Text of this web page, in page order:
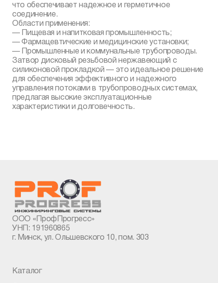
что обеспечивает надежное и герметичное
соединение.
Области применения:
— Пищевая и напитковая промышленность;
— Фармацевтические и медицинские установки;
— Промышленные и коммунальные трубопроводы.
Затвор дисковый резьбовой нержавеющий с
силиконовой прокладкой — это идеальное решение
для обеспечения эффективного и надежного
управления потоками в трубопроводных системах,
предлагая высокие эксплуатационные
характеристики и долговечность.
ООО «ПрофПрогресс»
УНП: 191960865
г. Минск, ул. Ольшевского 10, пом. 303
Каталог